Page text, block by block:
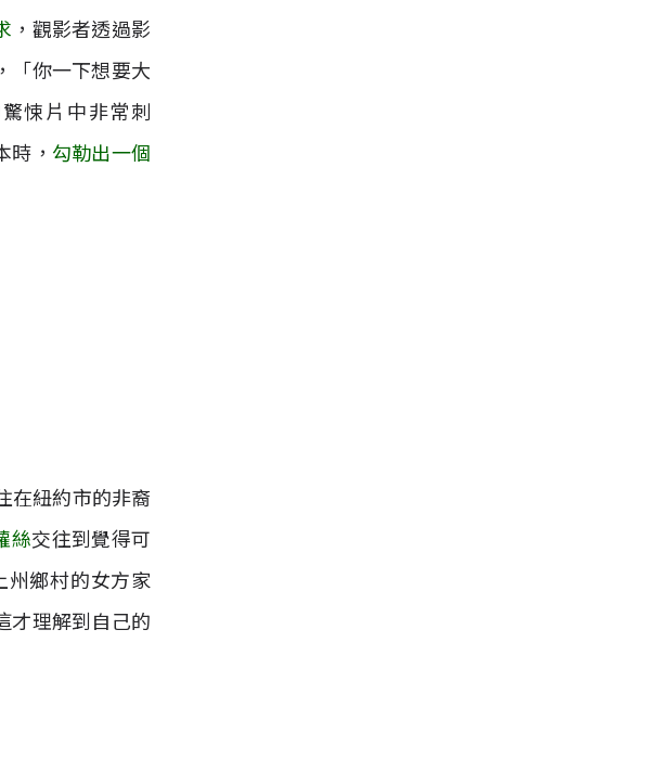
，觀影者透過影
「你一下想要大
悚片中非常刺
時， 勾勒出一個
在紐約市的非裔
絲交往到覺得可
州鄉村的女方家
才理解到自己的